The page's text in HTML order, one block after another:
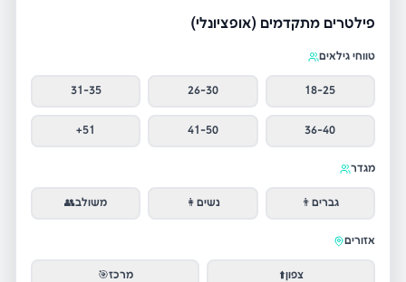
פילטרים מתקדמים (אופציונלי)
טווחי גילאים
18-25
26-30
31-35
36-40
41-50
51+
מגדר
גברים👨 נשים👩 משולב👥
אזורים
צפון⬆️ מרכז🎯